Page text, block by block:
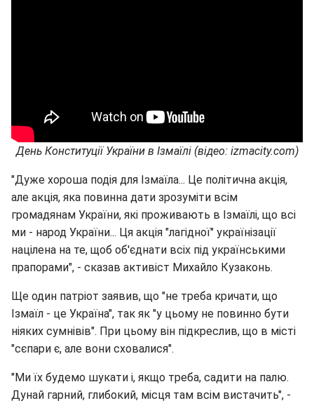
День Конституції України в Ізмаїлі (відео: izmacity.com)
"Дуже хороша подія для Ізмаїла... Це політична акція,
але акція, яка повинна дати зрозуміти всім
громадянам України, які проживають в Ізмаїлі, що всі
ми - народ України... Ця акція "лагідної" українізації
націлена на те, щоб об'єднати всіх під українськими
прапорами", - сказав активіст Михайло Кузаконь.
Ще один патріот заявив, що "не треба кричати, що
Ізмаїл - це Україна", так як "у цьому не повинно бути
ніяких сумнівів". При цьому він підкреслив, що в місті
"сєпари є, але вони сховалися".
"Ми їх будемо шукати і, якщо треба, садити на палю.
Дунай гарний, глибокий, місця там всім вистачить", -